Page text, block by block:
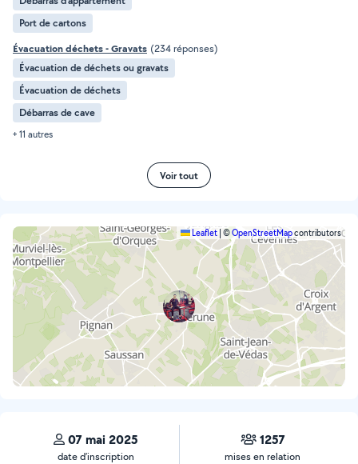
Port de cartons
Évacuation déchets - Gravats (234 réponses)
Évacuation de déchets ou gravats
Évacuation de déchets
Débarras de cave
+ 11 autres
Voir tout
Leaflet ©OpenStreetMapcontributors
07 mai 2025
date d’inscription
1257
mises en relation